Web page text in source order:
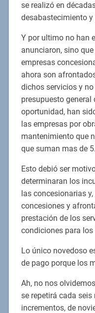
se realizó en
desabastecimiento y
Y por ultimo no han
anunciaron, sino
empresas
ahora son
dichos servicios y
presupuesto general
oportunidad, han
las empresas por
mantenimiento que
que suman mas de
Esto debió ser
determinaran los
las concesionarias
concesiones y
prestación de los
condiciones para los
Lo único novedoso
de pago porque los
Ah, no nos
se repetirá cada
incrementos, de